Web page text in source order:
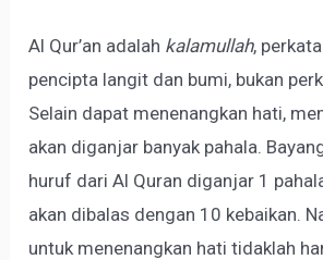
Al Qur’an adalah kalamullah,
pencipta langit dan bumi, bukan
Selain dapat menenangkan hati,
akan diganjar banyak pahala.
huruf dari Al Quran diganjar 1
akan dibalas dengan 10 kebaikan.
untuk menenangkan hati tidaklah